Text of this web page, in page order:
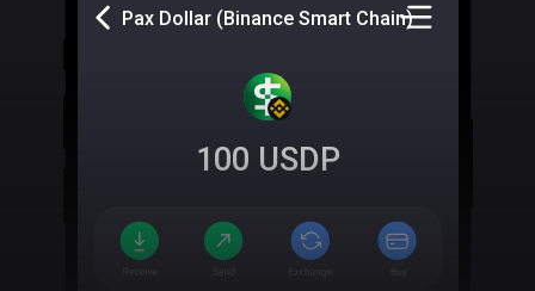
Pax Dollar (Binance Smart Chain)
100 USDP